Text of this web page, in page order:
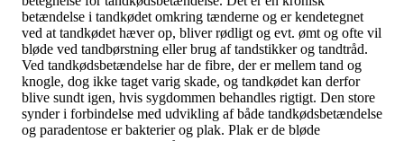
betændelse i tandkødet omkring tænderne og er kendetegnet
ved at tandkødet hæver op, bliver rødligt og evt. ømt og ofte vil
bløde ved tandbørstning eller brug af tandstikker og tandtråd.
Ved tandkødsbetændelse har de fibre, der er mellem tand og
knogle, dog ikke taget varig skade, og tandkødet kan derfor
blive sundt igen, hvis sygdommen behandles rigtigt. Den store
synder i forbindelse med udvikling af både tandkødsbetændelse
og paradentose er bakterier og plak. Plak er de bløde